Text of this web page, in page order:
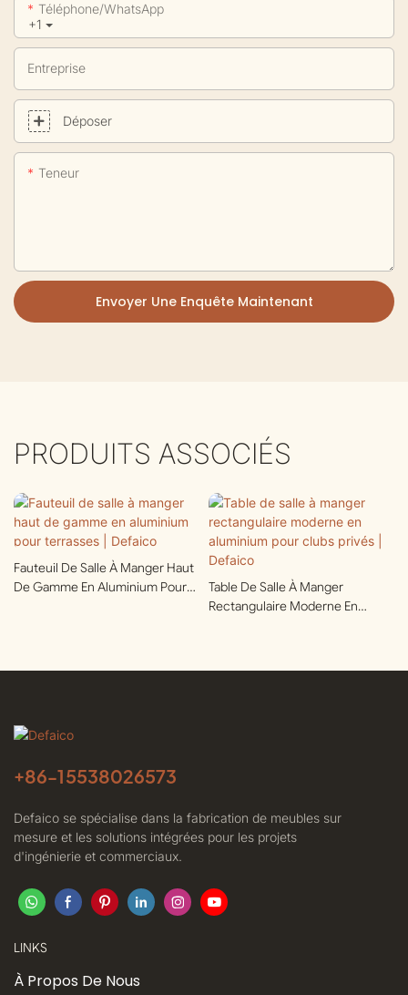
+1
Téléphone/WhatsApp
Entreprise
Déposer
Teneur
Envoyer Une Enquête Maintenant
PRODUITS ASSOCIÉS
Fauteuil De Salle À Manger Haut
De Gamme En Aluminium Pour
Table De Salle À Manger
Rectangulaire Moderne En
+86-15538026573
Defaico se spécialise dans la fabrication de meubles sur
mesure et les solutions intégrées pour les projets
d'ingénierie et commerciaux.
LINKS
À Propos De Nous